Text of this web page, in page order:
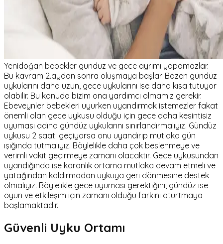
Yenidoğan bebekler gündüz ve gece ayrımı yapamazlar.
Bu kavram 2.aydan sonra oluşmaya başlar. Bazen gündüz
uykularını daha uzun, gece uykularını ise daha kısa tutuyor
olabilir. Bu konuda bizim ona yardımcı olmamız gerekir.
Ebeveynler bebekleri uyurken uyandırmak istemezler fakat
önemli olan gece uykusu olduğu için gece daha kesintisiz
uyuması adına gündüz uykularını sınırlandırmalıyız. Gündüz
uykusu 2 saati geçiyorsa onu uyandırıp mutlaka gün
ışığında tutmalıyız. Böylelikle daha çok beslenmeye ve
verimli vakit geçirmeye zamanı olacaktır. Gece uykusundan
uyandığında ise karanlık ortama mutlaka devam etmeli ve
yatağından kaldırmadan uykuya geri dönmesine destek
olmalıyız. Böylelikle gece uyuması gerektiğini, gündüz ise
oyun ve etkileşim için zamanı olduğu farkını oturtmaya
başlamaktadır.
Güvenli Uyku Ortamı